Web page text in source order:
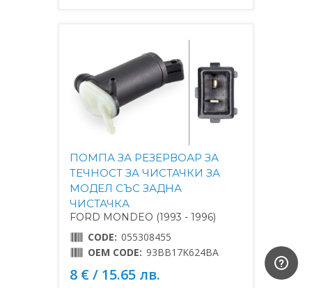
ПОМПА ЗА РЕЗЕРВОАР ЗА
ТЕЧНОСТ ЗА ЧИСТАЧКИ ЗА
МОДЕЛ СЪС ЗАДНА
ЧИСТАЧКА
FORD MONDEO (1993 - 1996)
CODE: 055308455
OEM CODE: 93BB17K624BA
8 € / 15.65 лв.